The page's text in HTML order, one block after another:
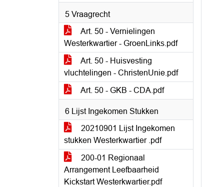
5 Vraagrecht
Art. 50 - Vernielingen
Westerkwartier - GroenLinks.pdf
Art. 50 - Huisvesting
vluchtelingen - ChristenUnie.pdf
Art. 50 - GKB - CDA.pdf
6 Lijst Ingekomen Stukken
20210901 Lijst Ingekomen
stukken Westerkwartier .pdf
200-01 Regionaal
Arrangement Leefbaarheid
Kickstart Westerkwartier.pdf